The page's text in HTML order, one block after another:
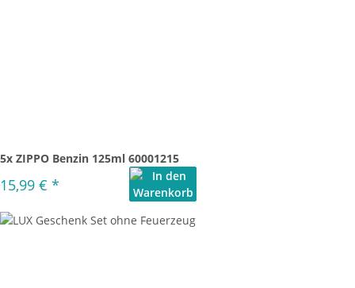
5x ZIPPO Benzin 125ml 60001215
15,99 € *